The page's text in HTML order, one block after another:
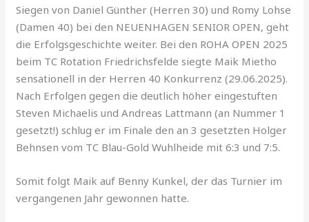
Siegen von Daniel Günther (Herren 30) und Romy Lohse
(Damen 40) bei den NEUENHAGEN SENIOR OPEN, geht
die Erfolgsgeschichte weiter. Bei den ROHA OPEN 2025
beim TC Rotation Friedrichsfelde siegte Maik Mietho
sensationell in der Herren 40 Konkurrenz (29.06.2025).
Nach Erfolgen gegen die deutlich höher eingestuften
Steven Michaelis und Andreas Lattmann (an Nummer 1
gesetzt!) schlug er im Finale den an 3 gesetzten Holger
Behnsen vom TC Blau-Gold Wuhlheide mit 6:3 und 7:5.
Somit folgt Maik auf Benny Kunkel, der das Turnier im
vergangenen Jahr gewonnen hatte.